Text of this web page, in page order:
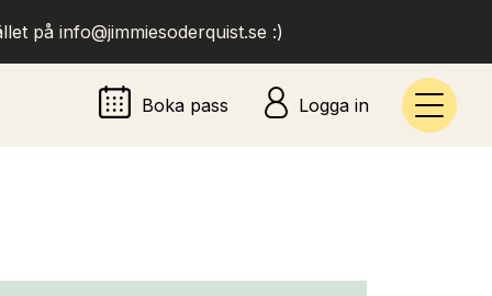
på info@jimmiesoderquist.se :)
Boka pass Logga in